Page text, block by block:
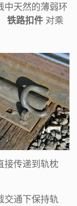
中天然的薄弱环
铁路扣件 对乘
接传递到轨枕
交通下保持轨